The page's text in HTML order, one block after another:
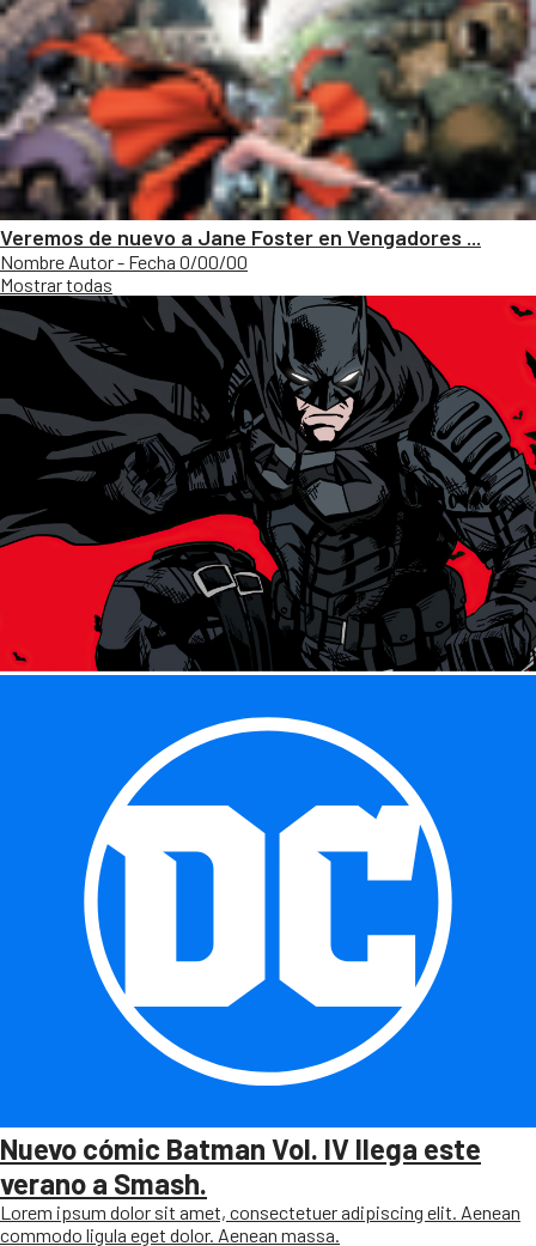
Veremos de nuevo a Jane Foster en Vengadores ...
Nombre Autor - Fecha 0/00/00
Mostrar todas
Nuevo cómic Batman Vol. IV llega este
verano a Smash.
Lorem ipsum dolor sit amet, consectetuer adipiscing elit. Aenean
commodo ligula eget dolor. Aenean massa.